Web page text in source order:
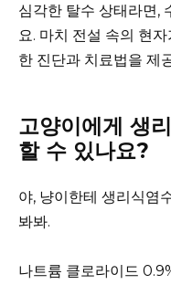
심각한 탈수 상태라면,
요. 마치 전설 속의 현
한 진단과 치료법을 제
고양이에게 생
할 수 있나요?
야, 냥이한테 생리식염
봐봐.
나트륨 클로라이드